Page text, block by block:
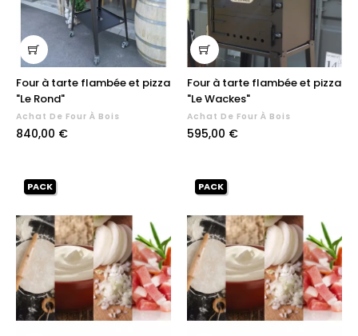
Four à tarte flambée et pizza
"Le Rond"
Achat De Four À Bois
Prix
840,00 €
Four à tarte flambée et pizza
"Le Wackes"
Achat De Four À Bois
Prix
595,00 €
PACK PACK